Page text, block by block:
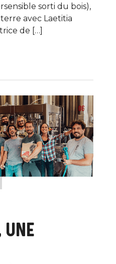
sorti du bois),
avec Laetitia
de […]
UNE